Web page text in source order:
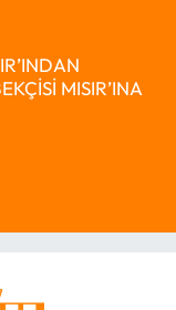
MISIR’INA